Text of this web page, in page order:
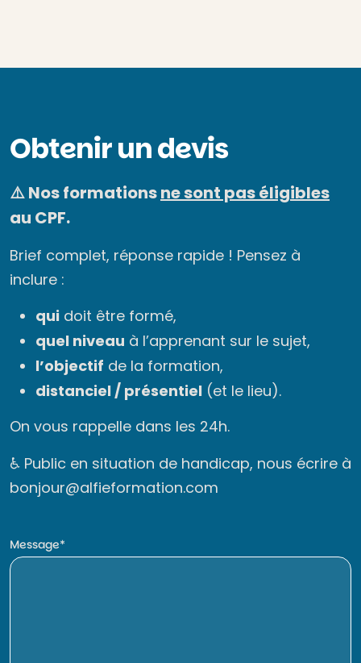
Obtenir un devis
⚠️ Nos formationsne sont pas éligibles
au CPF.
Brief complet, réponse rapide ! Pensez à
inclure :
qui doit être formé,
quel niveau à l’apprenant sur le sujet,
l’objectif de la formation,
distanciel / présentiel (et le lieu).
On vous rappelle dans les 24h.
♿ Public en situation de handicap, nous écrire à
bonjour@alfieformation.com
Message